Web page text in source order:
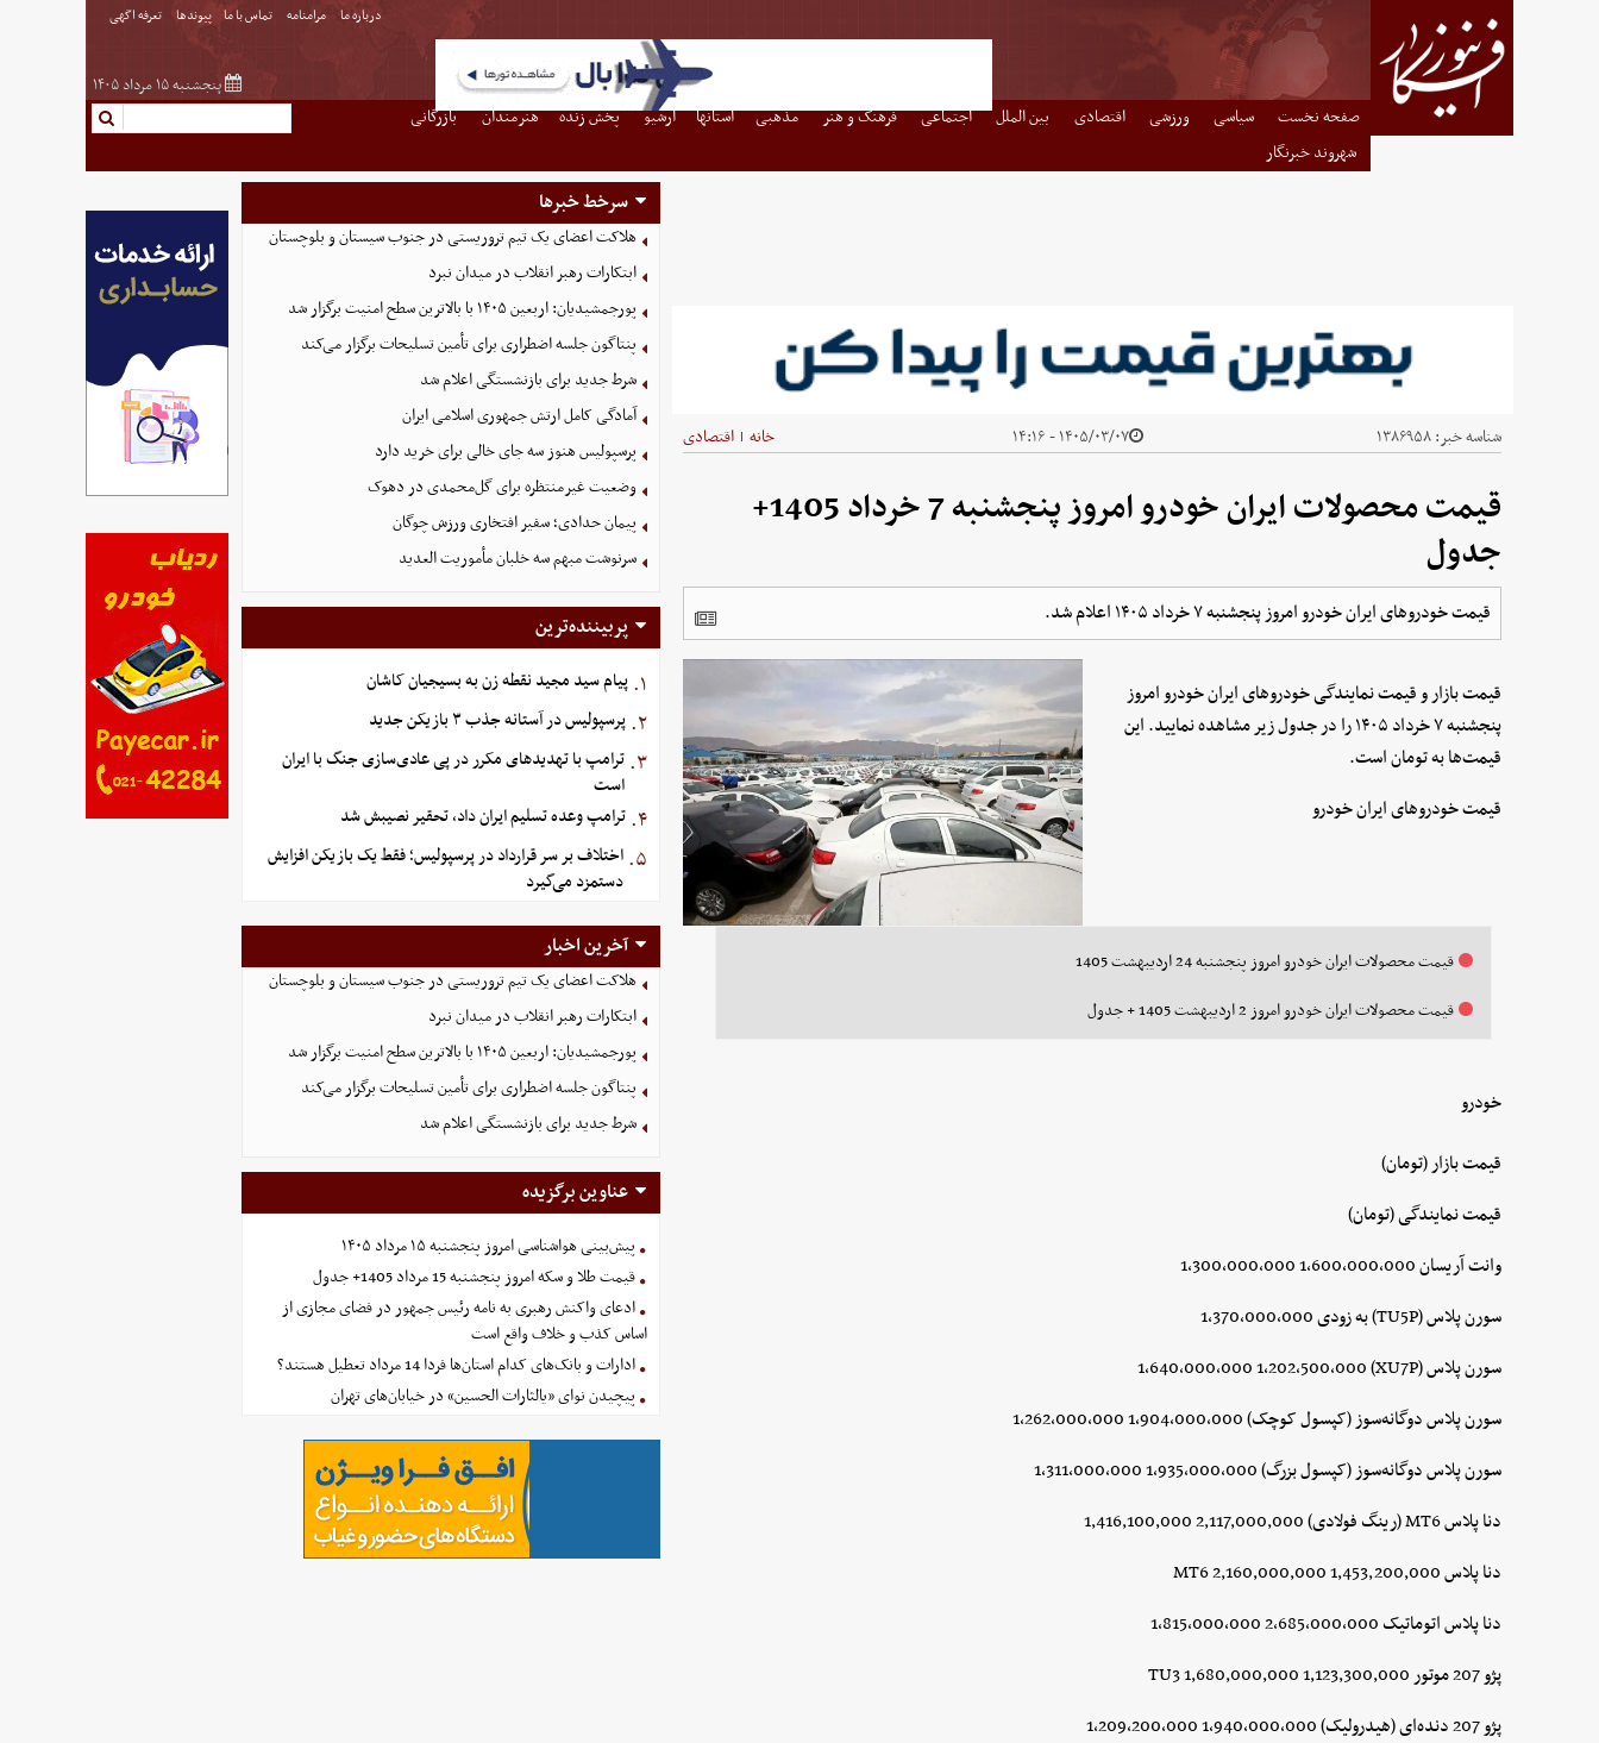
درباره ما مرامنامه تماس با ما پیوندها تعرفه اگهی
پنجشنبه ۱۵ مرداد ۱۴۰۵
صفحه نخست سیاسی ورزشی اقتصادی بین الملل اجتماعی فرهنگ و هنر مذهبی استانها آرشیو پخش زنده هنرمندان
بازرگانی
شهروند خبرنگار
شناسه خبر:۱۳۸۶۹۵۸ ۱۴۰۵/۰۳/۰۷ - ۱۴:۱۶ خانه | اقتصادی
قیمت محصولات ایران خودرو امروز پنجشنبه 7 خرداد 1405+
جدول
قیمت خودرو‌های ایران خودرو امروز پنجشنبه ۷ خرداد ۱۴۰۵ اعلام شد.
قیمت بازار و قیمت نمایندگی خودرو‌های ایران خودرو امروز
پنجشنبه ۷ خرداد ۱۴۰۵ را در جدول زیر مشاهده نمایید. این
قیمت‌ها به تومان است.
قیمت خودروهای ایران خودرو
قیمت محصولات ایران خودرو امروز پنجشنبه 24 اردیبهشت 1405
قیمت محصولات ایران خودرو امروز 2 اردیبهشت 1405 + جدول
خودرو
قیمت بازار (تومان)
قیمت نمایندگی (تومان)
وانت آریسان 1,600,000,000 1,300,000,000
سورن پلاس (TU5P) به زودی 1,370,000,000
سورن پلاس (XU7P) 1,640,000,000 1,202,500,000
سورن پلاس دوگانه‌سوز (کپسول کوچک) 1,904,000,000 1,262,000,000
سورن پلاس دوگانه‌سوز (کپسول بزرگ) 1,935,000,000 1,311,000,000
دنا پلاس MT6 (رینگ فولادی) 2,117,000,000 1,416,100,000
دنا پلاس MT6 2,160,000,000 1,453,200,000
دنا پلاس اتوماتیک 2,685,000,000 1,815,000,000
پژو 207 موتور TU3 1,680,000,000 1,123,300,000
پژو 207 دنده‌ای (هیدرولیک) 1,940,000,000 1,209,200,000
سرخط خبرها
هلاکت اعضای یک تیم تروریستی در جنوب سیستان و بلوچستان
ابتکارات رهبر انقلاب در میدان نبرد
پورجمشیدیان: اربعین ۱۴۰۵ با بالاترین سطح امنیت برگزار شد
پنتاگون جلسه اضطراری برای تأمین تسلیحات برگزار می‌کند
شرط جدید برای بازنشستگی اعلام شد
آمادگی کامل ارتش جمهوری اسلامی ایران
پرسپولیس هنوز سه جای خالی برای خرید دارد
وضعیت غیرمنتظره برای گل‌محمدی در دهوک
پیمان حدادی؛ سفیر افتخاری ورزش چوگان
سرنوشت مبهم سه خلبان مأموریت العدید
پربیننده‌ترین
۱. پیام سید مجید نقطه زن به بسیجیان کاشان
۲. پرسپولیس در آستانه جذب ۳ بازیکن جدید
۳. ترامپ با تهدیدهای مکرر در پی عادی‌سازی جنگ با ایران
است
۴. ترامپ وعده تسلیم ایران داد، تحقیر نصیبش شد
۵. اختلاف بر سر قرارداد در پرسپولیس؛ فقط یک بازیکن افزایش
دستمزد می‌گیرد
آخرین اخبار
هلاکت اعضای یک تیم تروریستی در جنوب سیستان و بلوچستان
ابتکارات رهبر انقلاب در میدان نبرد
پورجمشیدیان: اربعین ۱۴۰۵ با بالاترین سطح امنیت برگزار شد
پنتاگون جلسه اضطراری برای تأمین تسلیحات برگزار می‌کند
شرط جدید برای بازنشستگی اعلام شد
عناوین برگزیده
پیش‌بینی هواشناسی امروز پنجشنبه ۱۵ مرداد ۱۴۰۵
قیمت طلا و سکه امروز پنجشنبه 15 مرداد 1405+ جدول
ادعای واکنش رهبری به نامه رئیس جمهور در فضای مجازی از
اساس کذب و خلاف واقع است
ادارات و بانک‌های کدام استان‌ها فردا 14 مرداد تعطیل هستند؟
پیچیدن نوای «یالثارات الحسین» در خیابان‌های تهران